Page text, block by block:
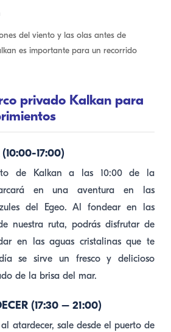
del viento y las olas antes de
es importante para un recorrido
privado Kalkan para
17:00)
de Kalkan a las 10:00 de la
en una aventura en las
del Egeo. Al fondear en las
nuestra ruta, podrás disfrutar de
en las aguas cristalinas que te
se sirve un fresco y delicioso
de la brisa del mar.
(17:30 – 21:00)
atardecer, sale desde el puerto de